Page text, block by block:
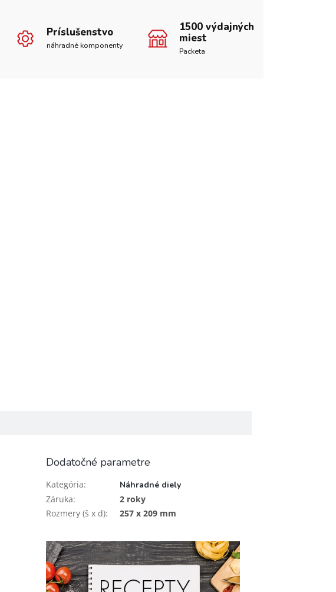
Príslušenstvo
náhradné komponenty
1500 výdajných
miest
Packeta
Dodatočné parametre
Kategória:
Náhradné diely
Záruka:
2 roky
Rozmery (š x d): 257 x 209 mm